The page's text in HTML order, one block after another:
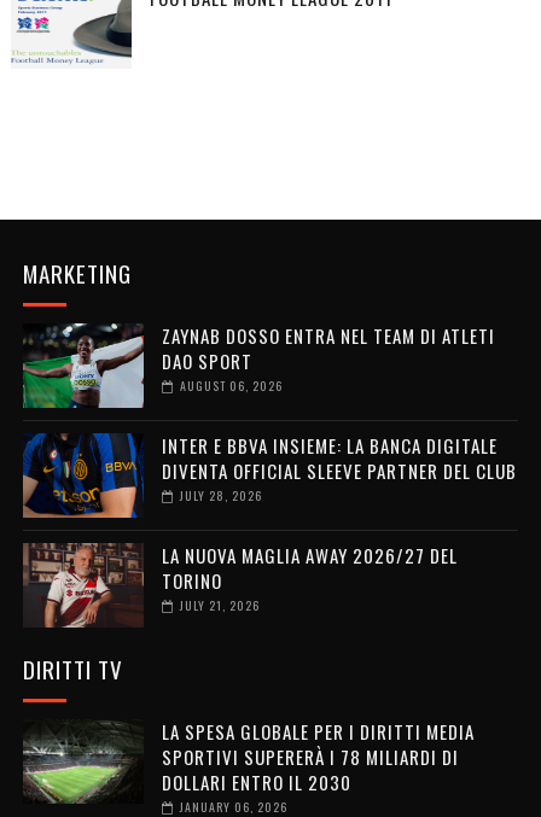
MARKETING
ZAYNAB DOSSO ENTRA NEL TEAM DI ATLETI
DAO SPORT
AUGUST 06, 2026
INTER E BBVA INSIEME: LA BANCA DIGITALE
DIVENTA OFFICIAL SLEEVE PARTNER DEL CLUB
JULY 28, 2026
LA NUOVA MAGLIA AWAY 2026/27 DEL
TORINO
JULY 21, 2026
DIRITTI TV
LA SPESA GLOBALE PER I DIRITTI MEDIA
SPORTIVI SUPERERÀ I 78 MILIARDI DI
DOLLARI ENTRO IL 2030
JANUARY 06, 2026